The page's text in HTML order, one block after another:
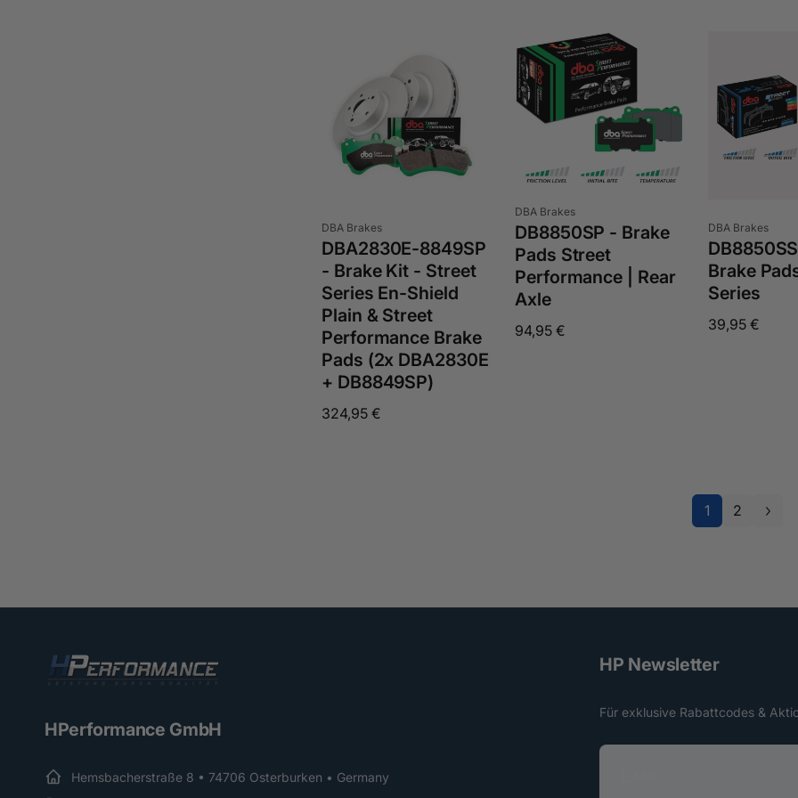
Anbieter:
DBA Brakes
DBA2830E-8849SP
- Brake Kit - Street
Series En-Shield
Plain & Street
Performance Brake
Pads (2x DBA2830E
+ DB8849SP)
Normaler
324,95 €
Anbieter:
DBA Brakes
DB8850SP - Brake
Pads Street
Performance | Rear
Axle
Normaler
94,95 €
Anbieter:
DBA Brakes
Brake
Series
Normaler
39,95 €
1 2
HPerformance GmbH
Hemsbacherstraße 8 • 74706 Osterburken • Germany
HP Newsletter
Für exklusive Rabattcodes &